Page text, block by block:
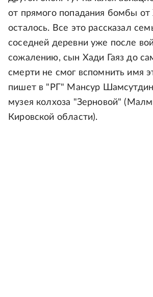
от прямого попадания бомбы от
осталось. Все это рассказал
соседней деревни уже после
сожалению, сын Хади Гаяз до
смерти не смог вспомнить имя
пишет в "РГ" Мансур
музея колхоза "Зерновой"
Кировской области).